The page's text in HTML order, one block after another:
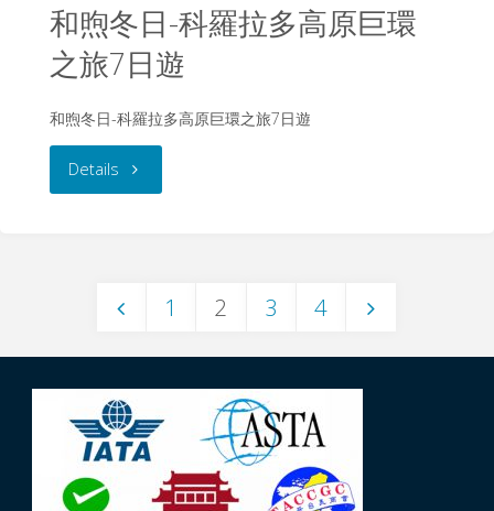
遊"
和煦冬日-科羅拉多高原巨環
之旅7日遊
和煦冬日-科羅拉多高原巨環之旅7日遊
Details "和
日-
科
羅
拉
Posts
navigation
1 2 3 4